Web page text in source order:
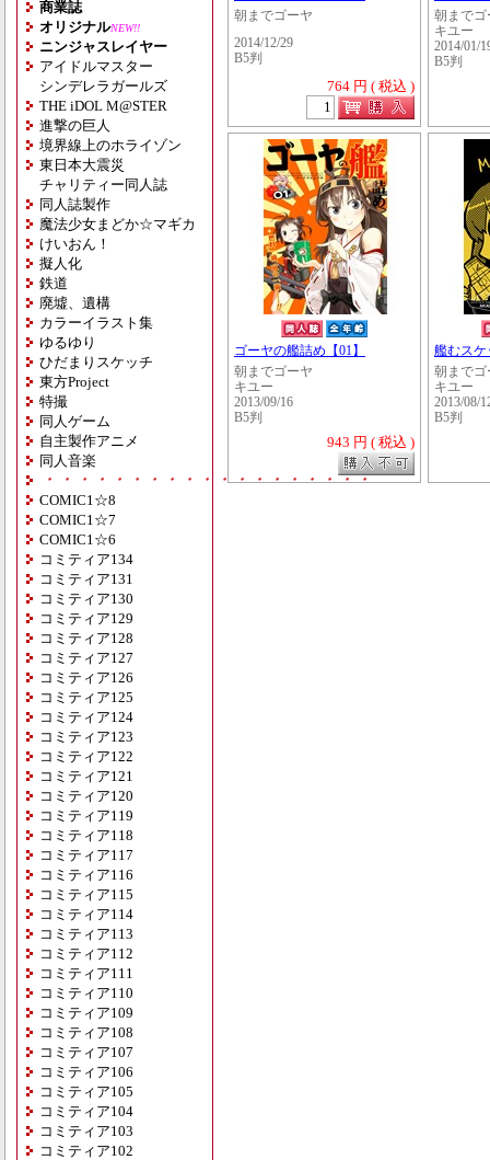
商業誌
オリジナルNEW!!
ニンジャスレイヤー
アイドルマスター
シンデレラガールズ
THE iDOL M@STER
進撃の巨人
境界線上のホライゾン
東日本大震災
チャリティー同人誌
同人誌製作
魔法少女まどか☆マギカ
けいおん！
擬人化
鉄道
廃墟、遺構
カラーイラスト集
ゆるゆり
ひだまりスケッチ
東方Project
特撮
同人ゲーム
自主製作アニメ
同人音楽
・・・・・・・・・・・・・・・・・・・
COMIC1☆8
COMIC1☆7
COMIC1☆6
コミティア134
コミティア131
コミティア130
コミティア129
コミティア128
コミティア127
コミティア126
コミティア125
コミティア124
コミティア123
コミティア122
コミティア121
コミティア120
コミティア119
コミティア118
コミティア117
コミティア116
コミティア115
コミティア114
コミティア113
コミティア112
コミティア111
コミティア110
コミティア109
コミティア108
コミティア107
コミティア106
コミティア105
コミティア104
コミティア103
コミティア102
朝までゴーヤ
2014/12/29
B5判
764 円 ( 税込 )
朝までゴ
キユー
2014/01/
B5判
ゴーヤの艦詰め【01】
朝までゴーヤ
キユー
2013/09/16
B5判
943 円 ( 税込 )
艦むス
朝までゴ
キユー
2013/08/
B5判